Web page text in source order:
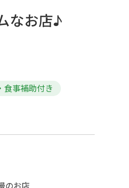
なお店♪
食事補助付き